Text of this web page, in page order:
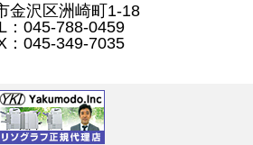
金沢区洲崎町1-18
：045-788-0459
：045-349-7035